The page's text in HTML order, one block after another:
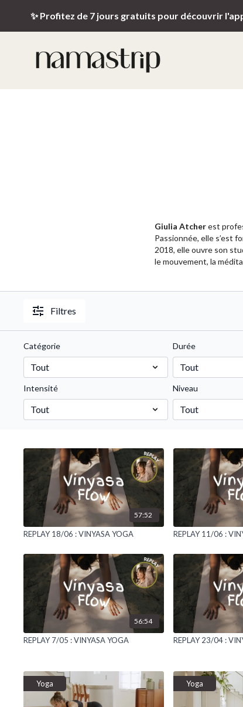
✨ Profitez de 7 jours gratuits pour découvrir
Giulia Atcherest
Passionnée, elle s’est
2018, elle ouvre son
le mouvement, la
Filtres
Catégorie Durée
Intensité Niveau
57:52
REPLAY 18/06 : VINYASA YOGA REPLAY 11/06 :
56:54
REPLAY 7/05 : VINYASA YOGA REPLAY 23/04 :
Yoga Yoga